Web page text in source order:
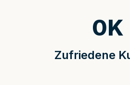
Zufriedene
0K